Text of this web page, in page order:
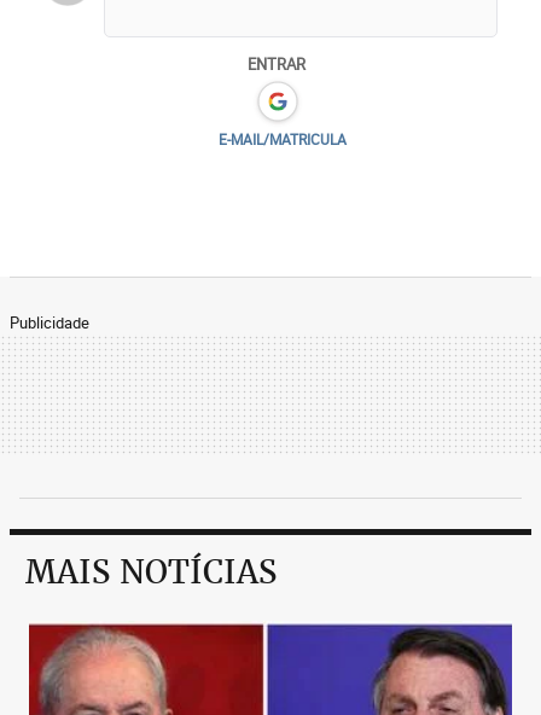
ENTRAR
E-MAIL/MATRICULA
Publicidade
MAIS NOTÍCIAS